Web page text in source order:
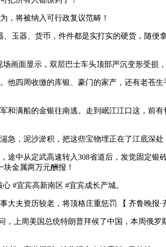
将被纳入可行政复议范畴！
器、货币，件件都是实打实的硬货，随便
面显示，双层巴士车头顶部严沉变形受损，
四周收缴的库银、豪门的家产，还有老苍
满船的金银往南逃。走到岷江江口这，前
，泥沙淤积，把这些宝物埋正在了江底深处
中从定武高速转入308省道后，发觉固定银
金属两万元酬报！
#宜宾高新南区 #宜宾成长产城。
资历较老，将顶格庄重惩罚 【 齐鲁晚报·
周美国总统特朗普拜候了中国，本周俄罗